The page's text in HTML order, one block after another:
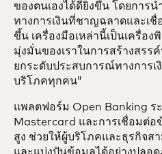
ของตนเองได้ดียิ่งขึ้น โดยการ
ทางการเงินที่ชาญฉลาดและเชื่
ขึ้น เครื่องมือเหล่านี้เป็นเครื่อง
มุ่งมั่นของเราในการสร้างสรร
ยกระดับประสบการณ์ทางการเ
บริโภคทุกคน”
แพลตฟอร์ม Open Banking ร
Mastercard และการเชื่อมต่
สูง ช่วยให้ผู้บริโภคและธุรกิจสา